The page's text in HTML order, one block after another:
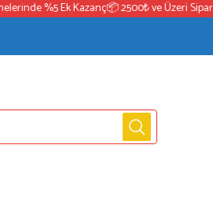
%5 Ek Kazanç📦 2500₺ ve Üzeri